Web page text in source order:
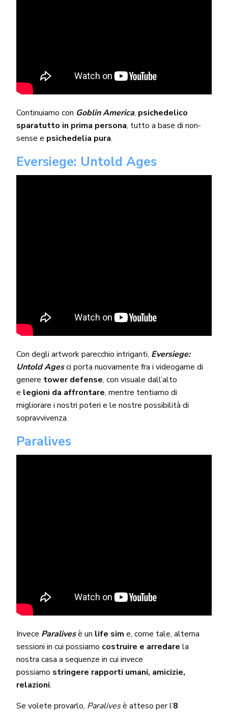
Continuiamo con Goblin America, psichedelico
sparatutto in prima persona, tutto a base di non-
sense e psichedelia pura.
Eversiege: Untold Ages
Con degli artwork parecchio intriganti, Eversiege:
Untold Agesci porta nuovamente fra i videogame di
genere tower defense, con visuale dall’alto
e legioni da affrontare, mentre tentiamo di
migliorare i nostri poteri e le nostre possibilità di
sopravvivenza.
Paralives
Invece Paralivesè un life sime, come tale, alterna
sessioni in cui possiamo costruire e arredarela
nostra casa a sequenze in cui invece
possiamo stringere rapporti umani, amicizie,
relazioni.
Se volete provarlo, Paralivesè atteso per l’8